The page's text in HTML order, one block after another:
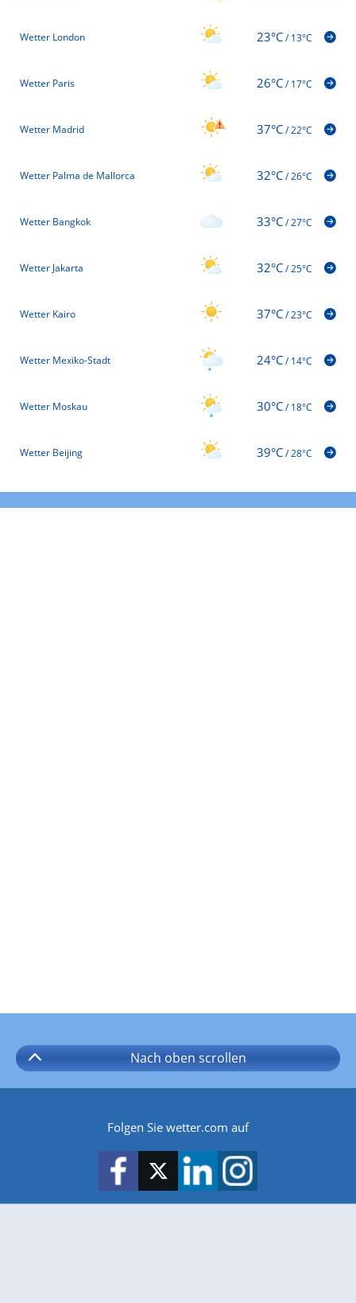
Wetter London 23°C/13°C
Wetter Paris 26°C/17°C
Wetter Madrid 37°C/22°C
Wetter Palma de Mallorca 32°C/26°C
Wetter Bangkok 33°C/27°C
Wetter Jakarta 32°C/25°C
Wetter Kairo 37°C/23°C
Wetter Mexiko-Stadt 24°C/14°C
Wetter Moskau 30°C/18°C
Wetter Beijing 39°C/28°C
Nach oben scrollen
Folgen Sie wetter.com auf